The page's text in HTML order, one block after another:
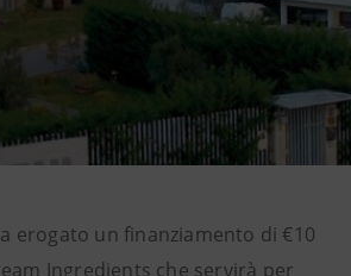
erogato un finanziamento di €10
Ingredients che servirà per